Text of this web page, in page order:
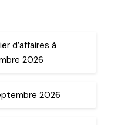
d’affaires à
2026
2026